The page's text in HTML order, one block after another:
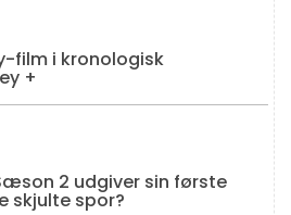
film i kronologisk
+
2 udgiver sin første
skjulte spor?